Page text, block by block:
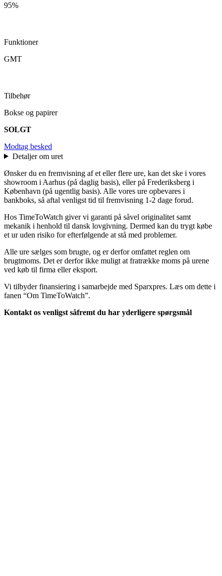
95%
Funktioner
GMT
Tilbehør
Bokse og papirer
SOLGT
Modtag besked
Detaljer om uret
Ønsker du en fremvisning af et eller flere ure, kan det ske i vores
showroom i Aarhus (på daglig basis), eller på Frederiksberg i
København (på ugentlig basis). Alle vores ure opbevares i
bankboks, så aftal venligst tid til fremvisning 1-2 dage forud.
Hos TimeToWatch giver vi garanti på såvel originalitet samt
mekanik i henhold til dansk lovgivning. Dermed kan du trygt købe
et ur uden risiko for efterfølgende at stå med problemer.
Alle ure sælges som brugte, og er derfor omfattet reglen om
brugtmoms. Det er derfor ikke muligt at fratrække moms på urene
ved køb til firma eller eksport.
Vi tilbyder finansiering i samarbejde med Sparxpres. Læs om dette i
fanen “Om TimeToWatch”.
Kontakt os venligst såfremt du har yderligere spørgsmål